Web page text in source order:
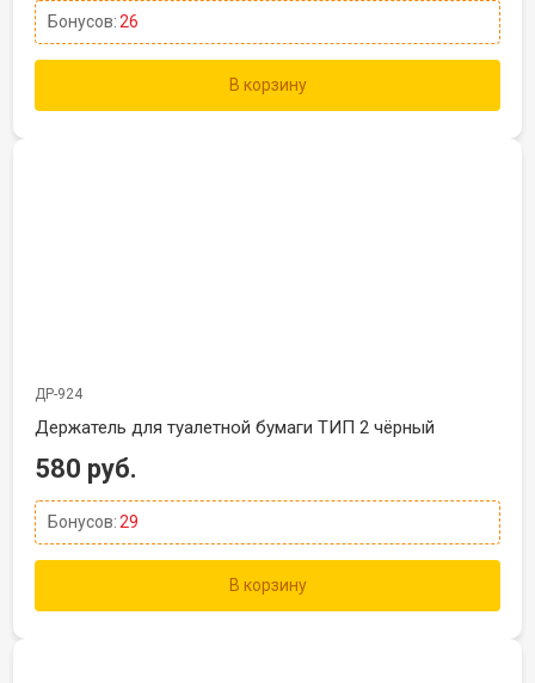
Бонусов:26
В корзину
ДР-924
Держатель для туалетной бумаги ТИП 2 чёрный
580 руб.
Бонусов:29
В корзину